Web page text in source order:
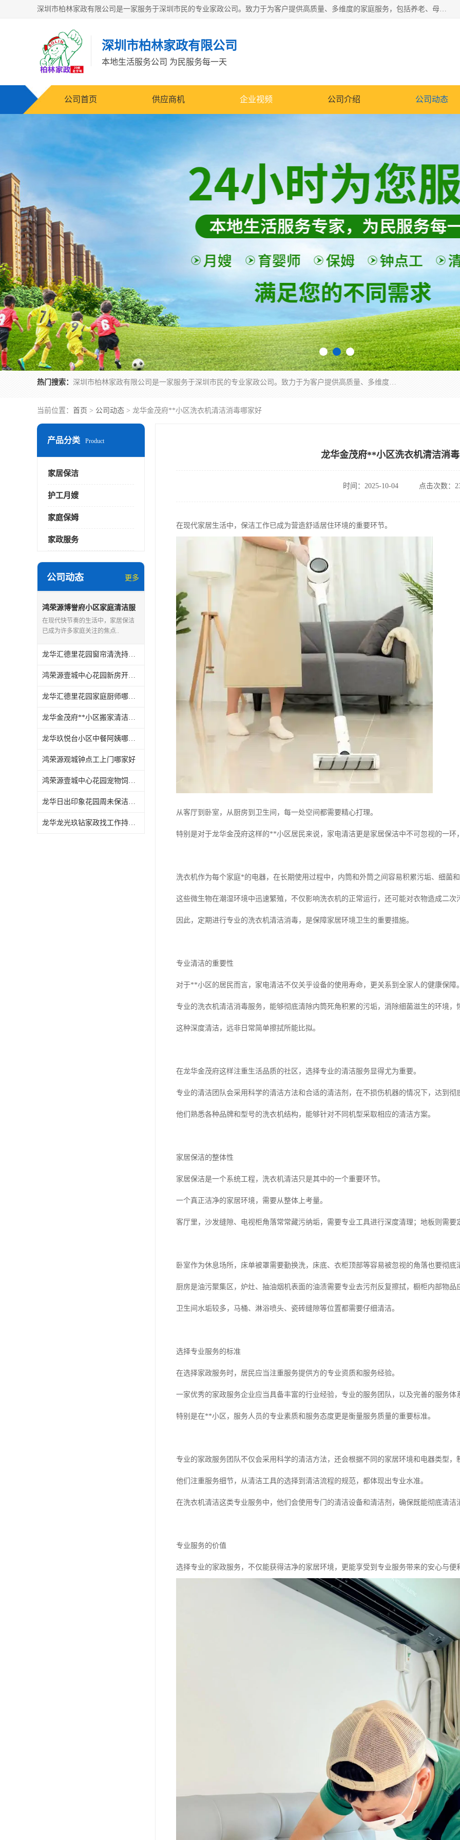
深圳市柏林家政有限公司是一家服务于深圳市民的专业家政公司。致力于为客户提供高质量、多维度的家庭服务，包括养老、母婴、月嫂育婴早教、康复理疗、家电清洗和保洁等方面的专业服务。
深圳市柏林家政有限公司
本地生活服务公司 为民服务每一天
公司首页 供应商机 企业视频 公司介绍 公司动态
热门搜索： 深圳市柏林家政有限公司是一家服务于深圳市民的专业家政公司。致力于为客户提供高质量、多维度的家庭服务，包括养老、母婴、月嫂育婴早教、康复理疗、家电清洗和保洁等方面的专业服务。
当前位置： 首页 > 公司动态 > 龙华金茂府**小区洗衣机清洁消毒哪家好
产品分类 Product
家居保洁
护工月嫂
家庭保姆
家政服务
公司动态 更多
鸿荣源博誉府小区家庭清洁服
务怎么样
在现代快节奏的生活中，家居保洁
已成为许多家庭关注的焦点..
龙华汇德里花园窗帘清洗持证上岗
鸿荣源壹城中心花园新房开荒保洁怎么样
龙华汇德里花园家庭厨师哪家好
龙华金茂府**小区搬家清洁怎么样
龙华玖悦台小区中餐阿姨哪家好
鸿荣源观城钟点工上门哪家好
鸿荣源壹城中心花园宠物饲养上门服务哪家好
龙华日出印象花园周未保洁持证上岗
龙华龙光玖钻家政找工作持证上岗
龙华金茂府**小区洗衣机清洁消
时间：2025-10-04 点击次数：
在现代家居生活中，保洁工作已成为营造舒适居住环境的重要环节。
从客厅到卧室，从厨房到卫生间，每一处空间都需要精心打理。
特别是对于龙华金茂府这样的**小区居民来说，家电清洁更是家居保洁中不可忽视的一环
洗衣机作为每个家庭*的电器，在长期使用过程中，内筒和外筒之间容易积累污垢、细菌
这些微生物在潮湿环境中迅速繁殖，不仅影响洗衣机的正常运行，还可能对衣物造成二次
因此，定期进行专业的洗衣机清洁消毒，是保障家居环境卫生的重要措施。
专业清洁的重要性
对于**小区的居民而言，家电清洁不仅关乎设备的使用寿命，更关系到全家人的健康保障
专业的洗衣机清洁消毒服务，能够彻底清除内筒死角积累的污垢，消除细菌滋生的环境，
这种深度清洁，远非日常简单擦拭所能比拟。
在龙华金茂府这样注重生活品质的社区，选择专业的清洁服务显得尤为重要。
专业的清洁团队会采用科学的清洁方法和合适的清洁剂，在不损伤机器的情况下，达到彻
他们熟悉各种品牌和型号的洗衣机结构，能够针对不同机型采取相应的清洁方案。
家居保洁的整体性
家居保洁是一个系统工程，洗衣机清洁只是其中的一个重要环节。
一个真正洁净的家居环境，需要从整体上考量。
客厅里，沙发缝隙、电视柜角落常常藏污纳垢，需要专业工具进行深度清理；地板则需
卧室作为休息场所，床单被罩需要勤换洗，床底、衣柜顶部等容易被忽视的角落也要彻底
厨房是油污聚集区，炉灶、抽油烟机表面的油渍需要专业去污剂反复擦拭，橱柜内部物
卫生间水垢较多，马桶、淋浴喷头、瓷砖缝隙等位置都需要仔细清洁。
选择专业服务的标准
在选择家政服务时，居民应当注重服务提供方的专业资质和服务经验。
一家优秀的家政服务企业应当具备丰富的行业经验，专业的服务团队，以及完善的服务体
特别是在**小区，服务人员的专业素质和服务态度更是衡量服务质量的重要标准。
专业的家政服务团队不仅会采用科学的清洁方法，还会根据不同的家居环境和电器类型，
他们注重服务细节，从清洁工具的选择到清洁流程的规范，都体现出专业水准。
在洗衣机清洁这类专业服务中，他们会使用专门的清洁设备和清洁剂，确保既能彻底清洁
专业服务的价值
选择专业的家政服务，不仅能获得洁净的家居环境，更能享受到专业服务带来的安心与便